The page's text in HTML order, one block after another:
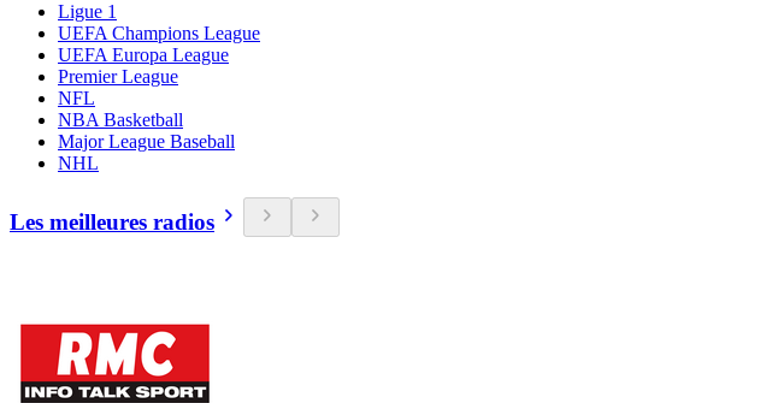
Ligue 1
UEFA Champions League
UEFA Europa League
Premier League
NFL
NBA Basketball
Major League Baseball
NHL
Les meilleures radios